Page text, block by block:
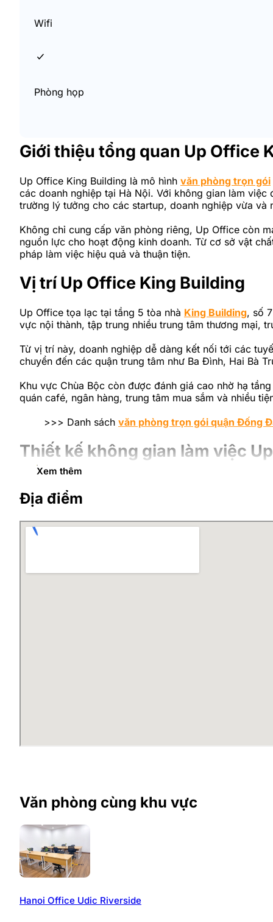
Wifi
Phòng họp
Giới thiệu tổng quan Up Office
Up Office King Building là mô hình văn phòng trọn gói
các doanh nghiệp tại Hà Nội. Với không gian làm
trường lý tưởng cho các startup, doanh nghiệp vừa
Không chỉ cung cấp văn phòng riêng, Up Office còn
nguồn lực cho hoạt động kinh doanh. Từ cơ sở vật
pháp làm việc hiệu quả và thuận tiện.
Vị trí Up Office King Building
Up Office tọa lạc tại tầng 5 tòa nhà King Building, số
vực nội thành, tập trung nhiều trung tâm thương mại,
Từ vị trí này, doanh nghiệp dễ dàng kết nối tới các
chuyển đến các quận trung tâm như Ba Đình, Hai Bà
Khu vực Chùa Bộc còn được đánh giá cao nhờ hạ
quán café, ngân hàng, trung tâm mua sắm và nhiều
>>> Danh sách văn phòng trọn gói quận Đống
Thiết kế không gian làm việc
gian được bố trí khoa học với các khu chức năng
cùng hệ thống ánh sáng hợp lý giúp tạo nên môi
Internet tốc độ cao gồm cả mạng có dây và
Trà, cà phê và nước uống miễn phí tại khu vực
Môi trường làm việc hiện đại, chuyên nghiệp.
Dịch vụ hỗ trợ doanh nghiệp
Miễn phí chi phí điện trong quá trình sử dụng.
Dịch vụ lễ tân hỗ trợ đón tiếp khách hàng và đối
Sử dụng địa chỉ văn phòng để đăng ký giấy
Xem thêm
Địa điểm
Văn phòng cùng khu vực
Hanoi Office Udic Riverside